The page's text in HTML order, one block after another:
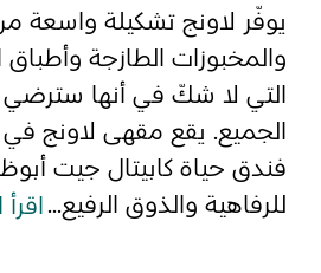
منطقة العين
منطقة الظفرة
دائرة الثقافة والسياحة - أبوظبي
مركز أبوظبي الوطني للمعارض
يوفّر لاونج تشكيلة واسعة
والمخبوزات الطازجة وأطباق
التي لا شكّ في أنها
فندق حياة كابيتال جيت
للرفاهية والذوق الرفيع...